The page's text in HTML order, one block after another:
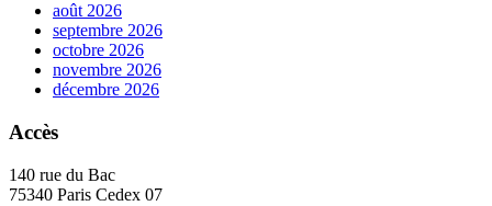
août 2026
septembre 2026
octobre 2026
novembre 2026
décembre 2026
Accès
140 rue du Bac
75340 Paris Cedex 07